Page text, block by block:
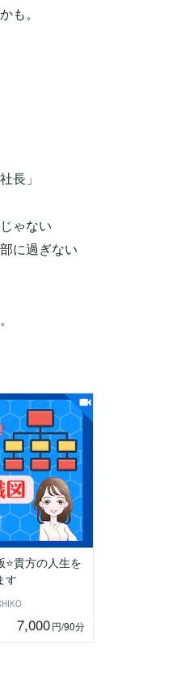
も。
長」
ゃない
に過ぎない
貴方の人生を
す
7,000円/90分